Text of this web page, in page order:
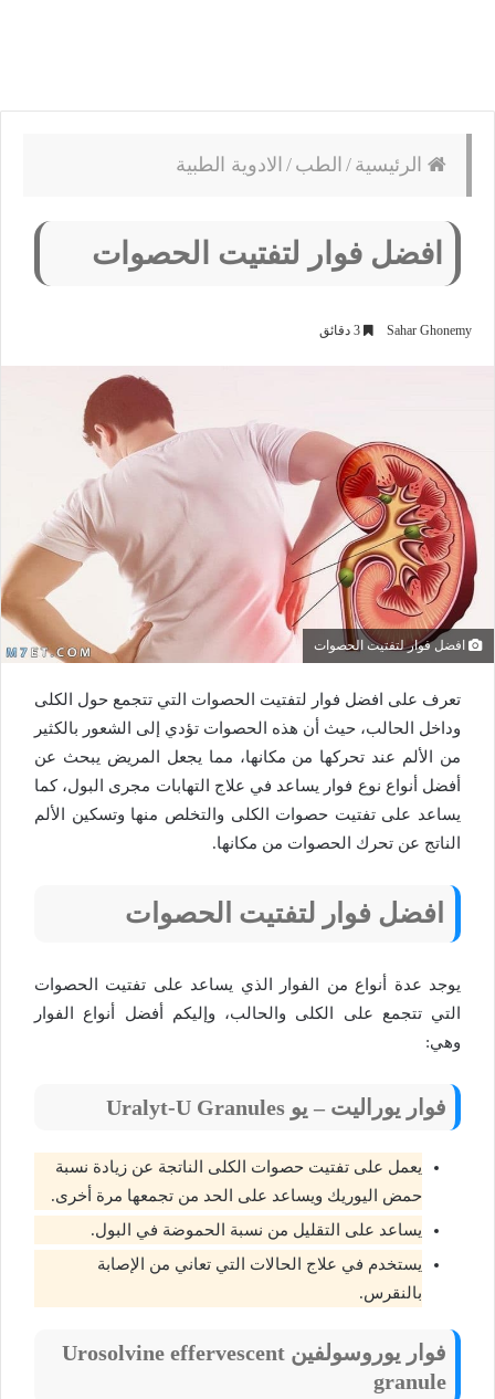
الرئيسية / الطب / الادوية الطبية
افضل فوار لتفتيت الحصوات
Sahar Ghonemy
افضل فوار لتفتيت الحصوات
تعرف على افضل فوار لتفتيت الحصوات التي تتجمع حول الكلى
وداخل الحالب، حيث أن هذه الحصوات تؤدي إلى الشعور بالكثير
من الألم عند تحركها من مكانها، مما يجعل المريض يبحث عن
أفضل أنواع نوع فوار يساعد في علاج التهابات مجرى البول، كما
يساعد على تفتيت حصوات الكلى والتخلص منها وتسكين الألم
الناتج عن تحرك الحصوات من مكانها.
افضل فوار لتفتيت الحصوات
يوجد عدة أنواع من الفوار الذي يساعد على تفتيت الحصوات
التي تتجمع على الكلى والحالب، وإليكم أفضل أنواع الفوار
وهي:
فوار يوراليت – يو Uralyt-U Granules
يعمل على تفتيت حصوات الكلى الناتجة عن زيادة نسبة
حمض اليوريك ويساعد على الحد من تجمعها مرة أخرى.
يساعد على التقليل من نسبة الحموضة في البول.
يستخدم في علاج الحالات التي تعاني من الإصابة
بالنقرس.
فوار يوروسولفين Urosolvine effervescent
granule